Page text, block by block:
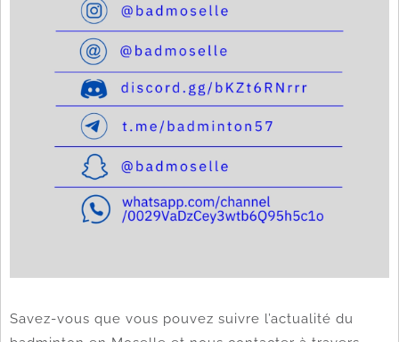
Savez-vous que vous pouvez suivre l’actualité du